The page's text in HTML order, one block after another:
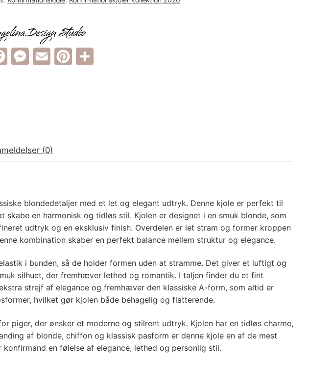
FacebookMessenger
Email Pinterest
(0)
blondedetaljer med et let og elegant udtryk. Denne kjole er perfekt til
en harmonisk og tidløs stil. Kjolen er designet i en smuk blonde, som
udtryk og en eksklusiv finish. Overdelen er let stram og former kroppen
kombination skaber en perfekt balance mellem struktur og elegance.
i bunden, så de holder formen uden at stramme. Det giver et luftigt og
silhuet, der fremhæver lethed og romantik. I taljen finder du et fint
strejf af elegance og fremhæver den klassiske A-form, som altid er
hvilket gør kjolen både behagelig og flatterende.
piger, der ønsker et moderne og stilrent udtryk. Kjolen har en tidløs charme,
af blonde, chiffon og klassisk pasform er denne kjole en af de mest
en følelse af elegance, lethed og personlig stil.